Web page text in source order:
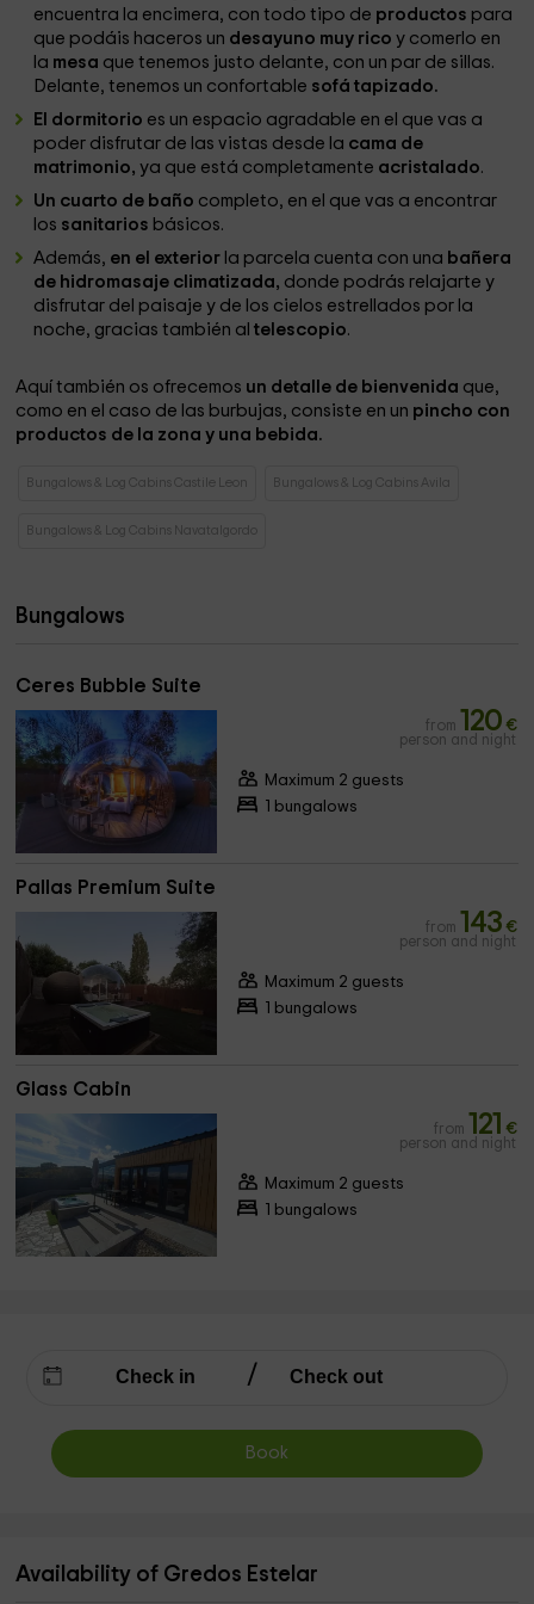
encuentra la encimera, con todo tipo de productos para
que podáis haceros un desayuno muy rico y comerlo en
la mesa que tenemos justo delante, con un par de sillas.
Delante, tenemos un confortable sofá tapizado.
El dormitorio es un espacio agradable en el que vas a
poder disfrutar de las vistas desde la cama de
matrimonio, ya que está completamente acristalado.
Un cuarto de baño completo, en el que vas a encontrar
los sanitarios básicos.
Además, en el exterior la parcela cuenta con una bañera
de hidromasaje climatizada, donde podrás relajarte y
disfrutar del paisaje y de los cielos estrellados por la
noche, gracias también altelescopio.
Aquí también os ofrecemos un detalle de bienvenida que,
como en el caso de las burbujas, consiste en un pincho con
productos de la zona y una bebida.
Bungalows & Log Cabins Castile Leon Bungalows & Log Cabins Avila
Bungalows & Log Cabins Navatalgordo
Bungalows
Ceres Bubble Suite
from 120 €
person and night
Maximum 2 guests
1 bungalows
Pallas Premium Suite
from 143 €
person and night
Maximum 2 guests
1 bungalows
Glass Cabin
from 121 €
person and night
Maximum 2 guests
1 bungalows
Book
Availability of Gredos Estelar